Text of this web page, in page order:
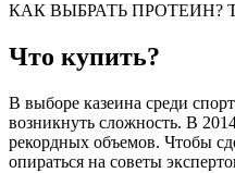
КАК ВЫБРАТЬ
Что купить?
В выборе казеина среди
возникнуть сложность. В
рекордных объемов. Чтобы
опираться на советы